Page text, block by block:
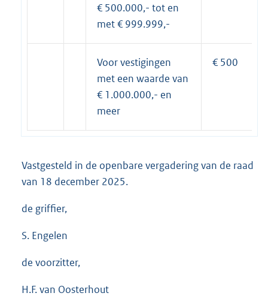
€ 500.000,- tot en
met € 999.999,-
Voor vestigingen
met een waarde van
€ 1.000.000,- en
meer
€ 500
Vastgesteld in de openbare vergadering van de raad
van 18 december 2025.
de griffier,
S. Engelen
de voorzitter,
H.F. van Oosterhout